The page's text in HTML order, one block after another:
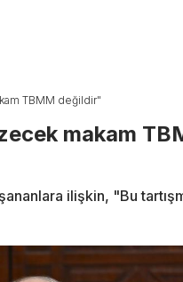
TBMM değildir"
makam
ilişkin, "Bu